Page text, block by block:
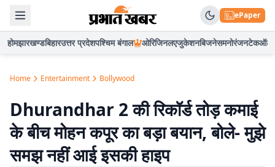
ePaper
होमझारखण्डबिहारउत्तर प्रदेशपश्चिम बंगाल ओरिजिनलएजुकेशनबिजनेसमनोरंजनटेकऑटो
Home Entertainment Bollywood
Dhurandhar 2 की रिकॉर्ड तोड़ कमाई
के बीच मोहन कपूर का बड़ा बयान, बोले- मुझे
समझ नहीं आई इसकी हाइप